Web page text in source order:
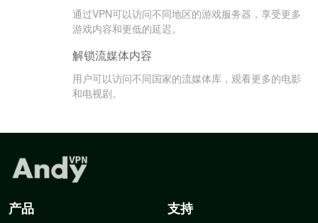
通过VPN可以访问不同地区的游戏服务器，享受更多
游戏内容和更低的延迟。
解锁流媒体内容
用户可以访问不同国家的流媒体库，观看更多的电影
和电视剧。
产品 支持